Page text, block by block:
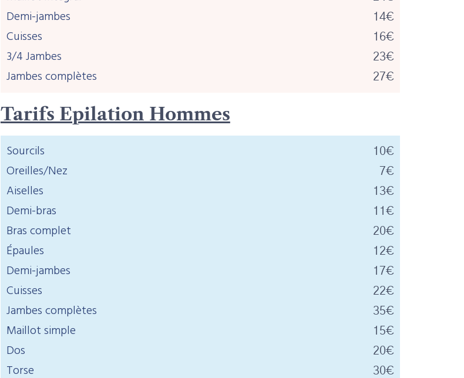
Demi-jambes 14€
Cuisses 16€
3/4 Jambes 23€
Jambes complètes 27€
Tarifs Epilation Hommes
Sourcils 10€
Oreilles/Nez 7€
Aiselles 13€
Demi-bras 11€
Bras complet 20€
Épaules 12€
Demi-jambes 17€
Cuisses 22€
Jambes complètes 35€
Maillot simple 15€
Dos 20€
Torse 30€